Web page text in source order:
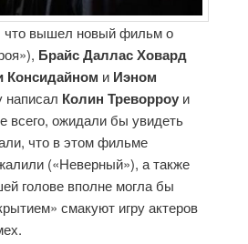
что вышел новый фильм о
Брайс Даллас Ховард
и Иэном
написал Колин Треворроу и
всего, ожидали бы увидеть
что в этом фильме
(«Неверный»), а также
голове вполне могла бы
смакуют игру актеров